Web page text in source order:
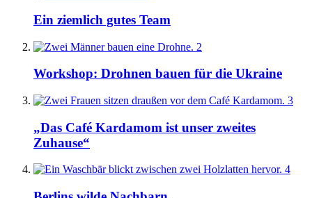
Ein ziemlich gutes Team
2
Workshop: Drohnen bauen für die Ukraine
3
„Das Café Kardamom ist unser zweites
Zuhause“
4